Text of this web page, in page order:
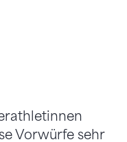
Vorwürfe sehr